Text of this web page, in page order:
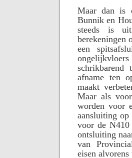
Maar dan is
Bunnik en
steeds is
berekeningen
een
afname ten
maakt
Maar als
worden voor
aansluiting
voor de
ontsluiting
van
eisen